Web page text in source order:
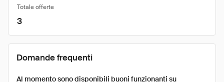
Totale offerte
3
Domande frequenti
Al momento sono disponibili buoni funzionanti su